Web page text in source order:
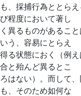
も、採捕行為ととら
び程度において著し
く異るものがあるこ
いう、容易にとらえ
得る状態におく（例
合と殆んど異るとこ
ろはない）。而して
も、そのため如何な